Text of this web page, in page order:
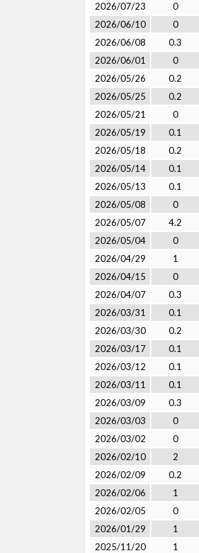
2026/07/23
0
2026/06/10
0
2026/06/08
0.3
2026/06/01
0
2026/05/26
0.2
2026/05/25
0.2
2026/05/21
0
2026/05/19
0.1
2026/05/18
0.2
2026/05/14
0.1
2026/05/13
0.1
2026/05/08
0
2026/05/07
4.2
2026/05/04
0
2026/04/29
1
2026/04/15
0
2026/04/07
0.3
2026/03/31
0.1
2026/03/30
0.2
2026/03/17
0.1
2026/03/12
0.1
2026/03/11
0.1
2026/03/09
0.3
2026/03/03
0
2026/03/02
0
2026/02/10
2
2026/02/09
0.2
2026/02/06
1
2026/02/05
0
2026/01/29
1
2025/11/20
1